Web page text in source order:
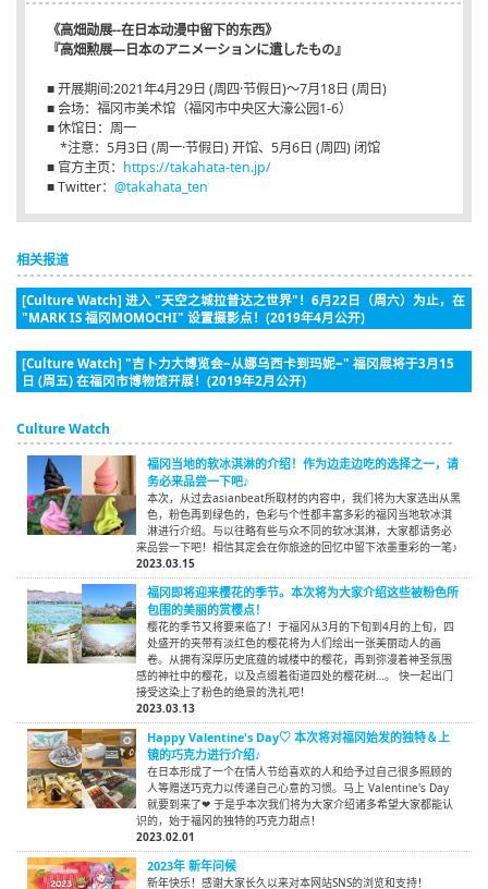
《高畑勋展--在日本动漫中留下的东西》
『高畑勲展―日本のアニメーションに遺したもの』
■ 开展期间:2021年4月29日 (周四·节假日)～7月18日 (周日)
■ 会场：福冈市美术馆（福冈市中央区大濠公园1-6）
■ 休馆日：周一
*注意：5月3日 (周一·节假日) 开馆、5月6日 (周四) 闭馆
■ 官方主页： https://takahata-ten.jp/
■ Twitter： @takahata_ten
相关报道
[Culture Watch] 进入 "天空之城拉普达之世界"！6月22日（周六）为止，在
"MARK IS 福冈MOMOCHI" 设置摄影点！(2019年4月公开)
[Culture Watch] "吉卜力大博览会~从娜乌西卡到玛妮~" 福冈展将于3月15
日 (周五) 在福冈市博物馆开展！(2019年2月公开)
Culture Watch
福冈当地的软冰淇淋的介绍！作为边走边吃的选择之一，请
务必来品尝一下吧♪
本次，从过去asianbeat所取材的内容中，我们将为大家选出从黑
色，粉色再到绿色的，色彩与个性都丰富多彩的福冈当地软冰淇
淋进行介绍。与以往略有些与众不同的软冰淇淋，大家都请务必
来品尝一下吧！相信其定会在你旅途的回忆中留下浓墨重彩的一笔♪
2023.03.15
福冈即将迎来樱花的季节。本次将为大家介绍这些被粉色所
包围的美丽的赏樱点！
樱花的季节又将要来临了！于福冈从3月的下旬到4月的上旬，四
处盛开的夹带有淡红色的樱花将为人们绘出一张美丽动人的画
卷。从拥有深厚历史底蕴的城楼中的樱花，再到弥漫着神圣氛围
感的神社中的樱花，以及点缀着街道四处的樱花树…。 快一起出门
接受这染上了粉色的绝景的洗礼吧！
2023.03.13
Happy Valentine's Day♡ 本次将对福冈始发的独特＆上
镜的巧克力进行介绍♪
在日本形成了一个在情人节给喜欢的人和给予过自己很多照顾的
人等赠送巧克力以传递自己心意的习惯。马上 Valentine's Day
就要到来了❤ 于是乎本次我们将为大家介绍诸多希望大家都能认
识的，始于福冈的独特的巧克力甜点！
2023.02.01
2023年 新年问候
新年快乐！感谢大家长久以来对本网站SNS的浏览和支持！